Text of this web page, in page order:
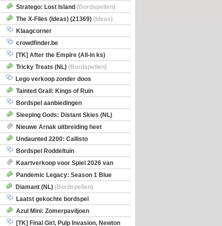
(Bordspellen)
Stratego: Lost Island (Bordspellen)
The X-Files (Ideas) (21369) (Ideas)
Klaagcorner
crowdfinder.be
[TK] After the Empire (All-in ks)
Tricky Treats (NL) (Bordspellen)
Lego verkoop zonder doos
Tainted Grail: Kings of Ruin
Wyrd Encounters(Bordspellen)
Bordspel aanbiedingen
Sleeping Gods: Distant Skies (NL)
Nieuwe Arnak uitbreiding heet
Undaunted 2200: Callisto
Bordspel Roddeltuin
Kaartverkoop voor Spiel 2026 van
Pandemic Legacy: Season 1 Blue
Diamant (NL) (Bordspellen)
Laatst gekochte bordspel
Azul Mini: Zomerpaviljoen
[TK] Final Girl, Pulp Invasion, Newton